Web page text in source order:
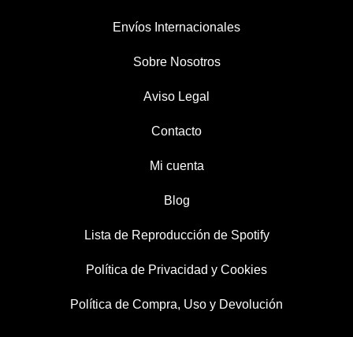
Envíos Internacionales
Sobre Nosotros
Aviso Legal
Contacto
Mi cuenta
Blog
Lista de Reproducción de Spotify
Política de Privacidad y Cookies
Política de Compra, Uso y Devolución